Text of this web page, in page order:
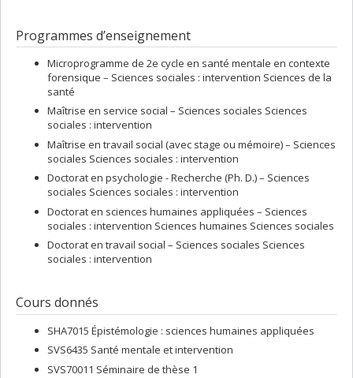
Programmes d’enseignement
Microprogramme de 2e cycle en santé mentale en contexte
forensique – Sciences sociales : intervention Sciences de la
santé
Maîtrise en service social – Sciences sociales Sciences
sociales : intervention
Maîtrise en travail social (avec stage ou mémoire) – Sciences
sociales Sciences sociales : intervention
Doctorat en psychologie - Recherche (Ph. D.) – Sciences
sociales Sciences sociales : intervention
Doctorat en sciences humaines appliquées – Sciences
sociales : intervention Sciences humaines Sciences sociales
Doctorat en travail social – Sciences sociales Sciences
sociales : intervention
Cours donnés
SHA7015 Épistémologie : sciences humaines appliquées
SVS6435 Santé mentale et intervention
SVS70011 Séminaire de thèse 1